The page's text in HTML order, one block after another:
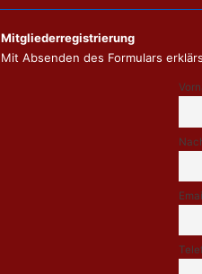
Mitgliederregistrierung
Mit Absenden des Formulars